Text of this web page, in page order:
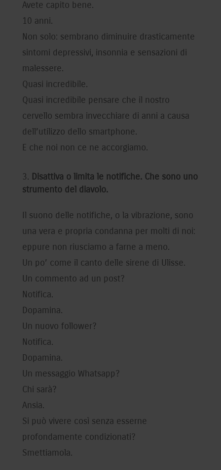
Avete capito bene.
10 anni.
Non solo: sembrano diminuire drasticamente
sintomi depressivi, insonnia e sensazioni di
malessere.
Quasi incredibile.
Quasi incredibile pensare che il nostro
cervello sembra invecchiare di anni a causa
dell’utilizzo dello smartphone.
E che noi non ce ne accorgiamo.
Disattiva o limita le notifiche. Che sono uno
strumento del diavolo.
Il suono delle notifiche, o la vibrazione, sono
una vera e propria condanna per molti di noi:
eppure non riusciamo a farne a meno.
Un po’ come il canto delle sirene di Ulisse.
Un commento ad un post?
Notifica.
Dopamina.
Un nuovo follower?
Notifica.
Dopamina.
Un messaggio Whatsapp?
Chi sarà?
Ansia.
Si può vivere così senza esserne
profondamente condizionati?
Smettiamola.